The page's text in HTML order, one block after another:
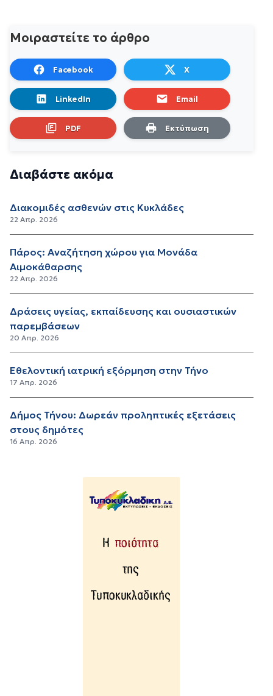
Μοιραστείτε το άρθρο
Facebook X
LinkedIn Email
PDF Εκτύπωση
Διαβάστε ακόμα
Διακομιδές ασθενών στις Κυκλάδες
22 Απρ. 2026
Πάρος: Αναζήτηση χώρου για Μονάδα
Αιμοκάθαρσης
22 Απρ. 2026
Δράσεις υγείας, εκπαίδευσης και ουσιαστικών
παρεμβάσεων
20 Απρ. 2026
Εθελοντική ιατρική εξόρμηση στην Τήνο
17 Απρ. 2026
Δήμος Τήνου: Δωρεάν προληπτικές εξετάσεις
στους δημότες
16 Απρ. 2026